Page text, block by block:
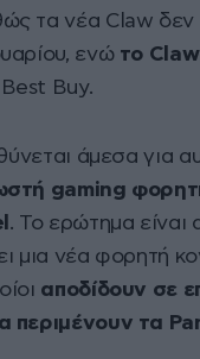
τα νέα Claw
ενώ το
Buy.
άμεσα για
gaming
. Το ερώτημα είναι
μια νέα φορητή
αποδίδουν σε
περιμένουν τα